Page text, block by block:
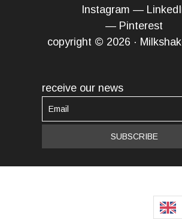
Instagram —
— Pinterest
copyright © 2026 ·
receive our news